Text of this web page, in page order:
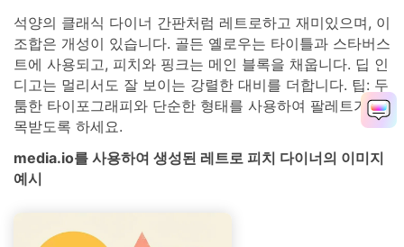
석양의 클래식 다이너 간판처럼 레트로하고 재미있으며, 이
조합은 개성이 있습니다. 골든 옐로우는 타이틀과 스타버스
트에 사용되고, 피치와 핑크는 메인 블록을 채웁니다. 딥 인
디고는 멀리서도 잘 보이는 강렬한 대비를 더합니다. 팁: 두
툼한 타이포그래피와 단순한 형태를 사용하여 팔레트가 주
목받도록 하세요.
media.io를 사용하여 생성된 레트로 피치 다이너의 이미지
예시